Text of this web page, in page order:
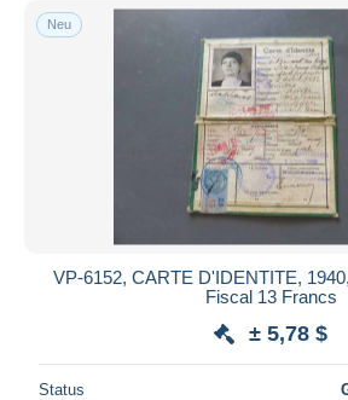
Neu
VP-6152, CARTE D'IDENTITE,
Fiscal 13 Francs
± 5,78 $
Status